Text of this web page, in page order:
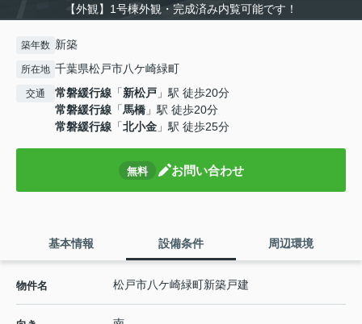
【外観】1号棟外観・完成済み内覧可能です！
築年数 新築
所在地 千葉県松戸市八ケ崎緑町
交通 常磐緩行線 「新松戸 」駅 徒歩20分
常磐緩行線 「馬橋 」駅 徒歩20分
常磐緩行線 「北小金 」駅 徒歩25分
無料 お問い合わせ
基本情報 設備条件 周辺環境
物件名 松戸市八ケ崎緑町新築戸建